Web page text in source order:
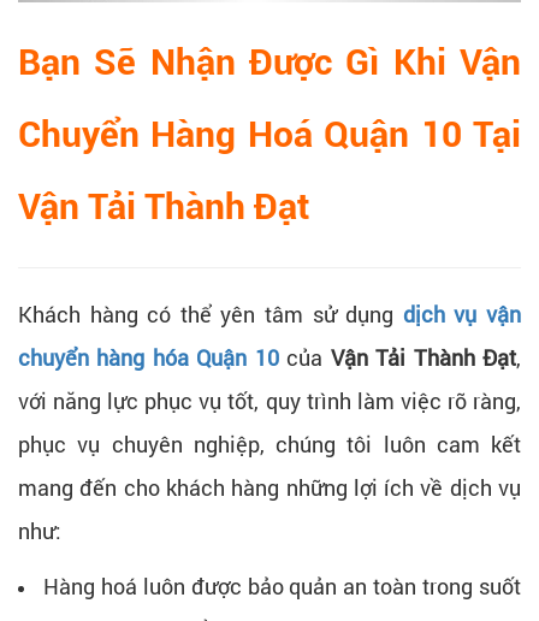
Bạn Sẽ Nhận Được Gì Khi Vận
Chuyển Hàng Hoá Quận 10 Tại
Vận Tải Thành Đạt
Khách hàng có thể yên tâm sử dụng dịch vụ vận
chuyển hàng hóa Quận 10của Vận Tải Thành Đạt,
với năng lực phục vụ tốt, quy trình làm việc rõ ràng,
phục vụ chuyên nghiệp, chúng tôi luôn cam kết
mang đến cho khách hàng những lợi ích về dịch vụ
như:
Hàng hoá luôn được bảo quản an toàn trong suốt